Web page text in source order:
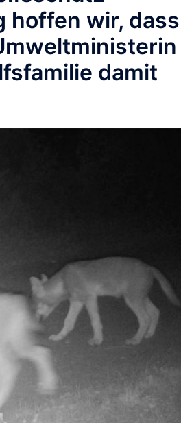
hoffen wir, dass
damit